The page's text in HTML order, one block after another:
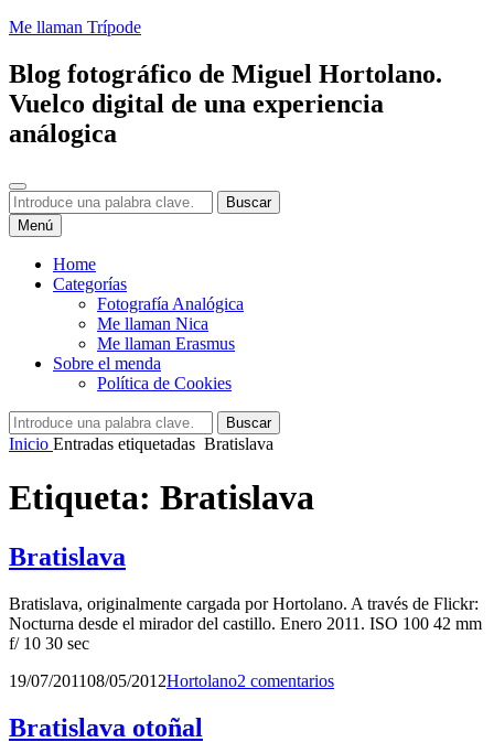
Saltar
contenido
Me llaman Trípode
Blog fotográfico de Miguel Hortolano.
Vuelco digital de una experiencia
análogica
Buscar
Buscar:
Buscar
Menú
Home
Categorías
Fotografía Analógica
Me llaman Nica
Me llaman Erasmus
Sobre el menda
Política de Cookies
Buscar:
Buscar
Inicio Entradas etiquetadas Bratislava
Etiqueta: Bratislava
Bratislava
Bratislava, originalmente cargada por Hortolano. A través de Flickr:
Nocturna desde el mirador del castillo. Enero 2011. ISO 100 42 mm
f/ 10 30 sec
Publicado
19/07/201108/05/2012por
Hortolano2 comentarios
Bratislava otoñal